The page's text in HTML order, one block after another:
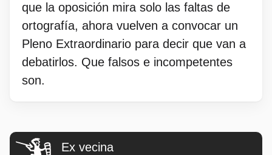
que la oposición mira solo las faltas de
ortografía, ahora vuelven a convocar un
Pleno Extraordinario para decir que van a
debatirlos. Que falsos e incompetentes
son.
Ex vecina